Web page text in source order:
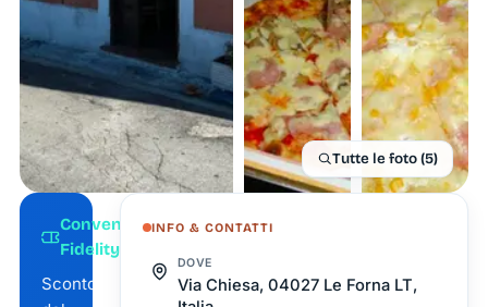
Tutte le foto (5)
Convenzione
Fidelity Card
Sconto
INFO & CONTATTI
DOVE
Via Chiesa, 04027 Le Forna LT,